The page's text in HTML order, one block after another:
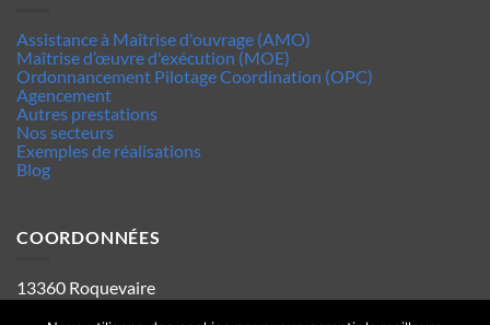
Assistance à Maîtrise d'ouvrage (AMO)
Maîtrise d’œuvre d'exécution (MOE)
Ordonnancement Pilotage Coordination (OPC)
Agencement
Autres prestations
Nos secteurs
Exemples de réalisations
Blog
COORDONNÉES
13360 Roquevaire
Tel : 06.63.70.62.44